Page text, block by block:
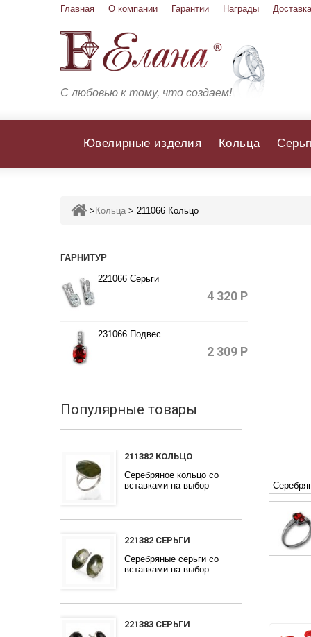
Главная О компании Гарантии Награды
С любовью к тому, что создаем!
Ювелирные изделия Кольца
> Кольца > 211066 Кольцо
ГАРНИТУР
221066 Серьги
4 320 Р
231066 Подвес
2 309 Р
Популярные товары
211382 КОЛЬЦО
Серебряное кольцо со
вставками на выбор
221382 СЕРЬГИ
Серебряные серьги со
вставками на выбор
221383 СЕРЬГИ